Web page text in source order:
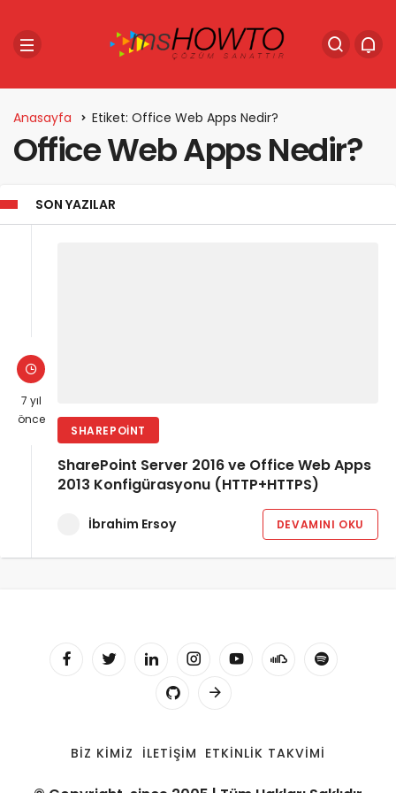
Anasayfa Etiket: Office Web Apps Nedir?
Office Web Apps Nedir?
SON YAZILAR
7 yıl
önce
SHAREPOINT
SharePoint Server 2016 ve Office Web Apps
2013 Konfigürasyonu (HTTP+HTTPS)
İbrahim Ersoy DEVAMINI OKU
BIZ KIMIZ İLETIŞIM ETKINLIK TAKVIMI